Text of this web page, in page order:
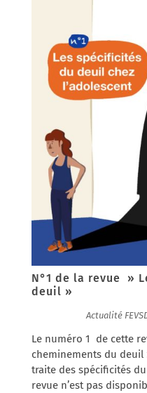
N°1 de la revue »
deuil »
Actualité
Le numéro 1 de cette
cheminements du deuil
traite des spécificités
revue n’est pas